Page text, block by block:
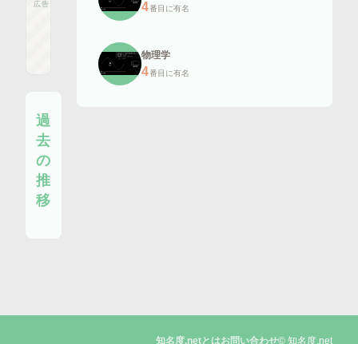
広告
過
去
の
推
移
4番目に有名
物理学
4番目に有名
知名度.netとはお問い合わせ© 知名度.net